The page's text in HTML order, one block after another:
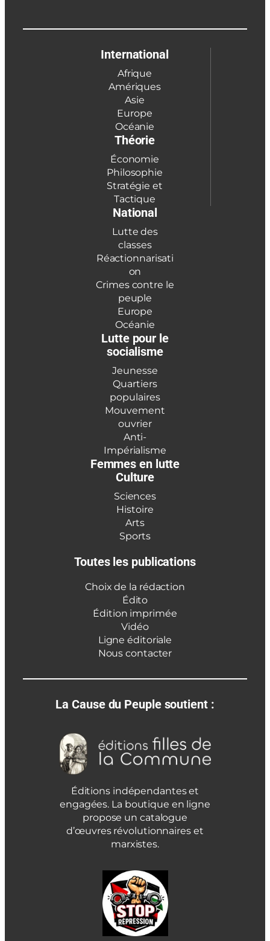
International
Afrique
Amériques
Asie
Europe
Océanie
Théorie
Économie
Philosophie
Stratégie et
Tactique
National
Lutte des
classes
Réactionnarisati
on
Crimes contre le
peuple
Europe
Océanie
Lutte pour le
socialisme
Jeunesse
Quartiers
populaires
Mouvement
ouvrier
Anti-
Impérialisme
Femmes en lutte
Culture
Sciences
Histoire
Arts
Sports
Toutes les publications
Choix de la rédaction
Édito
Édition imprimée
Vidéo
Ligne éditoriale
Nous contacter
La Cause du Peuple soutient :
Éditions indépendantes et
engagées. La boutique en ligne
propose un catalogue
d’œuvres révolutionnaires et
marxistes.